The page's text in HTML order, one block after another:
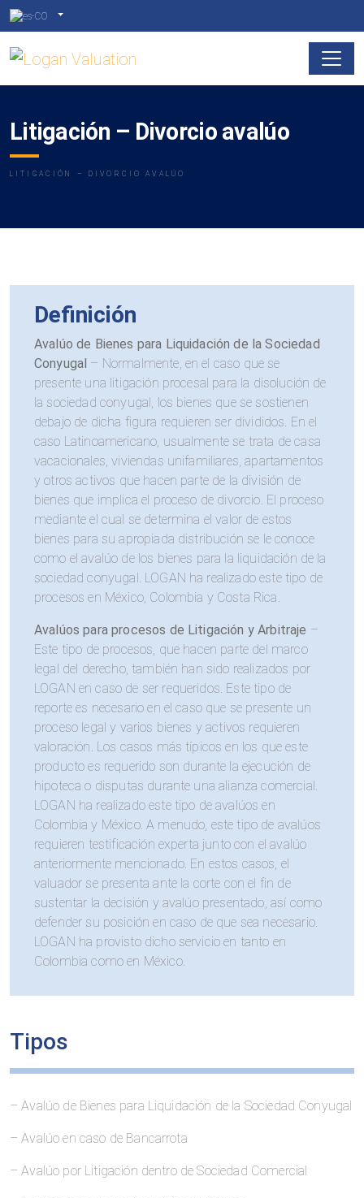
Litigación – Divorcio avalúo
LITIGACIÓN – DIVORCIO AVALÚO
Definición
Avalúo de Bienes para Liquidación de la Sociedad
Conyugal – Normalmente, en el caso que se
presente una litigación procesal para la disolución de
la sociedad conyugal, los bienes que se sostienen
debajo de dicha figura requieren ser divididos. En el
caso Latinoamericano, usualmente se trata de casa
vacacionales, viviendas unifamiliares, apartamentos
y otros activos que hacen parte de la división de
bienes que implica el proceso de divorcio. El proceso
mediante el cual se determina el valor de estos
bienes para su apropiada distribución se le conoce
como el avalúo de los bienes para la liquidación de la
sociedad conyugal. LOGAN ha realizado este tipo de
procesos en México, Colombia y Costa Rica.
Avalúos para procesos de Litigación y Arbitraje –
Este tipo de procesos, que hacen parte del marco
legal del derecho, también han sido realizados por
LOGAN en caso de ser requeridos. Este tipo de
reporte es necesario en el caso que se presente un
proceso legal y varios bienes y activos requieren
valoración. Los casos más típicos en los que este
producto es requerido son durante la ejecución de
hipoteca o disputas durante una alianza comercial.
LOGAN ha realizado este tipo de avalúos en
Colombia y México. A menudo, este tipo de avalúos
requieren testificación experta junto con el avalúo
anteriormente mencionado. En estos casos, el
valuador se presenta ante la corte con el fin de
sustentar la decisión y avalúo presentado, así como
defender su posición en caso de que sea necesario.
LOGAN ha provisto dicho servicio en tanto en
Colombia como en México.
Tipos
– Avalúo de Bienes para Liquidación de la Sociedad Conyugal
– Avalúo en caso de Bancarrota
– Avalúo por Litigación dentro de Sociedad Comercial